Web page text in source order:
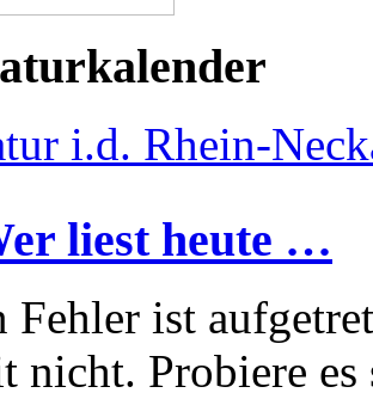
i.d. Rhein-
liest heute …
Fehler ist
nicht. Probiere